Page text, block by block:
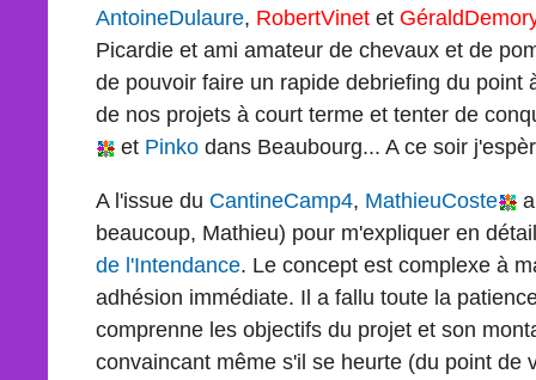
AntoineDulaure, RobertVinet et
Picardie et ami amateur de chevaux et de
de pouvoir faire un rapide debriefing du point
de nos projets à court terme et tenter de
et Pinko dans Beaubourg... A ce soir
A l'issue du CantineCamp4, MathieuCoste
beaucoup, Mathieu) pour m'expliquer en
de l'Intendance. Le concept est complexe à
adhésion immédiate. Il a fallu toute la
comprenne les objectifs du projet et son
convaincant même s'il se heurte (du point de